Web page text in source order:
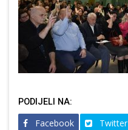
PODIJELI NA:
Facebook Twitter